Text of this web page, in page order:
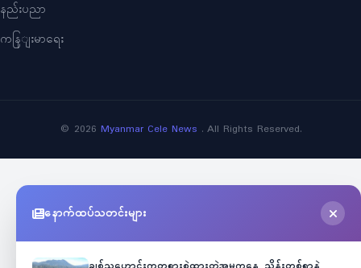
နည်းပညာ
ကနြျးမာရေး
© 2026 Myanmar Cele News . All Rights Reserved.
နောက်ထပ်သတင်းများ